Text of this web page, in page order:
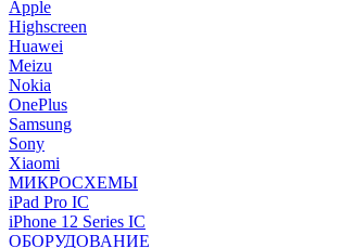
Apple
Highscreen
Huawei
Meizu
Nokia
OnePlus
Samsung
Sony
Xiaomi
МИКРОСХЕМЫ
iPad Pro IC
iPhone 12 Series IC
ОБОРУДОВАНИЕ